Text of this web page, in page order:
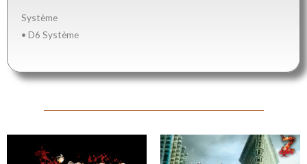
Système
• D6 Système
prix :
Plage
de
prix :